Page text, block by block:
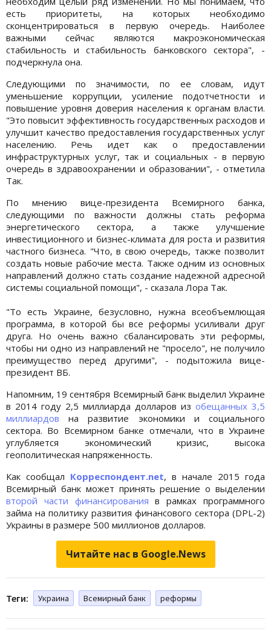
есть приоритеты, на которых необходимо
сконцентрироваться в первую очередь. Наиболее
важными сейчас являются макроэкономическая
стабильность и стабильность банковского сектора", -
подчеркнула она.
Следующими по значимости, по ее словам, идут
уменьшение коррупции, усиление подотчетности и
повышение уровня доверия населения к органам власти.
"Это повысит эффективность государственных расходов и
улучшит качество предоставления государственных услуг
населению. Речь идет как о предоставлении
инфраструктурных услуг, так и социальных - в первую
очередь в здравоохранении и образовании", - отметила
Так.
По мнению вице-президента Всемирного банка,
следующими по важности должны стать реформа
энергетического сектора, а также улучшение
инвестиционного и бизнес-климата для роста и развития
частного бизнеса. "Что, в свою очередь, также позволит
создать новые рабочие места. Также одним из основных
направлений должно стать создание надежной адресной
системы социальной помощи", - сказала Лора Так.
"То есть Украине, безусловно, нужна всеобъемлющая
программа, в которой бы все реформы усиливали друг
друга. Но очень важно сбалансировать эти реформы,
чтобы ни одно из направлений не "просело", не получило
преимущество перед другими", - подытожила вице-
президент ВБ.
Напомним, 19 сентября Всемирный банк выделил Украине
в 2014 году 2,5 миллиарда долларов из обещанных 3,5
миллиардов на развитие экономики и социального
сектора. Во Всемирном банке отмечали, что в Украине
углубляется экономический кризис, высока
геополитическая напряженность.
Как сообщал Корреспондент.net, в начале 2015 года
Всемирный банк может принять решение о выделении
второй части финансирования в рамках программного
займа на политику развития финансового сектора (DPL-2)
Украины в размере 500 миллионов долларов.
Читайте нас в Google.News
Теги: Украина Всемирный банк реформы